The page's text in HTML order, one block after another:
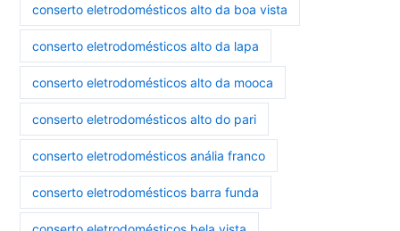
conserto eletrodomésticos alto da boa vista
conserto eletrodomésticos alto da lapa
conserto eletrodomésticos alto da mooca
conserto eletrodomésticos alto do pari
conserto eletrodomésticos anália franco
conserto eletrodomésticos barra funda